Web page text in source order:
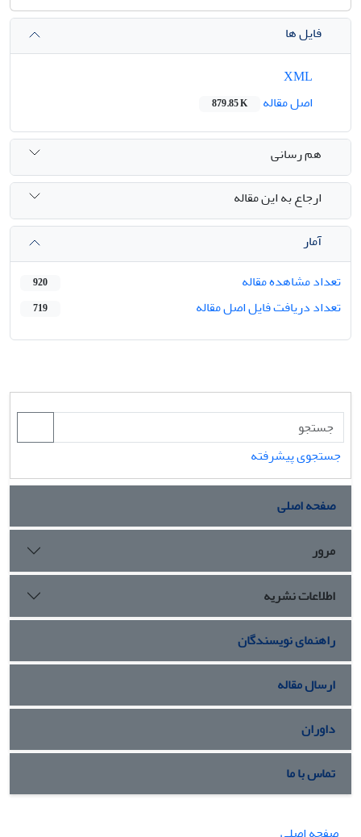
فایل ها
اصل مقاله
879.85 K
هم رسانی
ارجاع به این مقاله
آمار
تعداد مشاهده مقاله
920
تعداد دریافت فایل اصل مقاله 719
جستجوی پیشرفته
صفحه اصلی
مرور
اطلاعات نشریه
راهنمای نویسندگان
ارسال مقاله
داوران
تماس با ما